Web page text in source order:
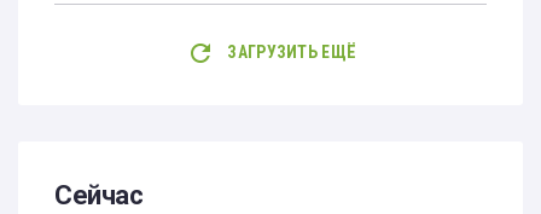
ЗАГРУЗИТЬ ЕЩЁ
Сейчас